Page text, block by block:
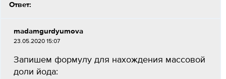
Ответ:
madamgurdyumova
23.05.2020 15:07
Запишем формулу для нахождения массовой
доли йода: